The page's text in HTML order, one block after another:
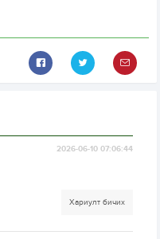
2026-06-10 07:06:44
Хариулт бичих